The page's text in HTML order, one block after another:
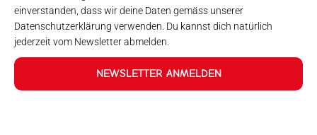
einverstanden, dass wir deine Daten gemäss unserer
Datenschutzerklärung verwenden. Du kannst dich natürlich
jederzeit vom Newsletter abmelden.
NEWSLETTER ANMELDEN